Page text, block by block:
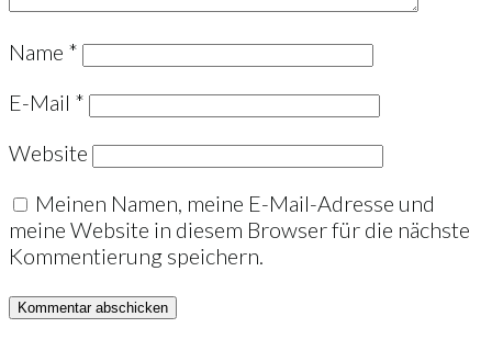
Name *
E-Mail *
Website
Meinen Namen, meine E-Mail-Adresse und
meine Website in diesem Browser für die nächste
Kommentierung speichern.